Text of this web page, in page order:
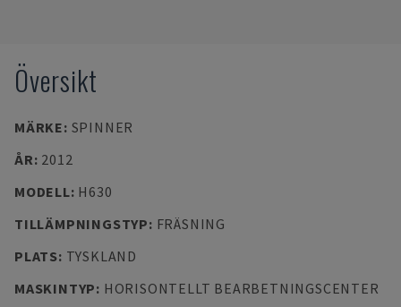
Översikt
MÄRKE: SPINNER
ÅR: 2012
MODELL: H630
TILLÄMPNINGSTYP: FRÄSNING
PLATS: TYSKLAND
MASKINTYP: HORISONTELLT BEARBETNINGSCENTER